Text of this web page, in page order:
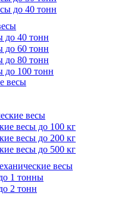
до 40 тонн
до 40 тонн
до 60 тонн
до 80 тонн
до 100 тонн
весы
весы
весы до 100 кг
весы до 200 кг
весы до 500 кг
весы
1 тонны
2 тонн